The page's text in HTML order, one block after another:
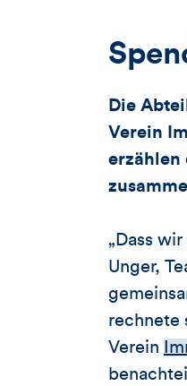
Die
Verein
erzählen
„Dass
Unger,
rechnete
Verein